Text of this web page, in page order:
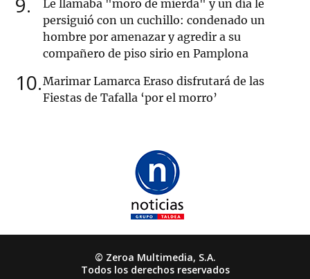
Le llamaba "moro de mierda" y un día le
persiguió con un cuchillo: condenado un
hombre por amenazar y agredir a su
compañero de piso sirio en Pamplona
10 Marimar Lamarca Eraso disfrutará de las
Fiestas de Tafalla ‘por el morro’
© Zeroa Multimedia, S.A.
Todos los derechos reservados